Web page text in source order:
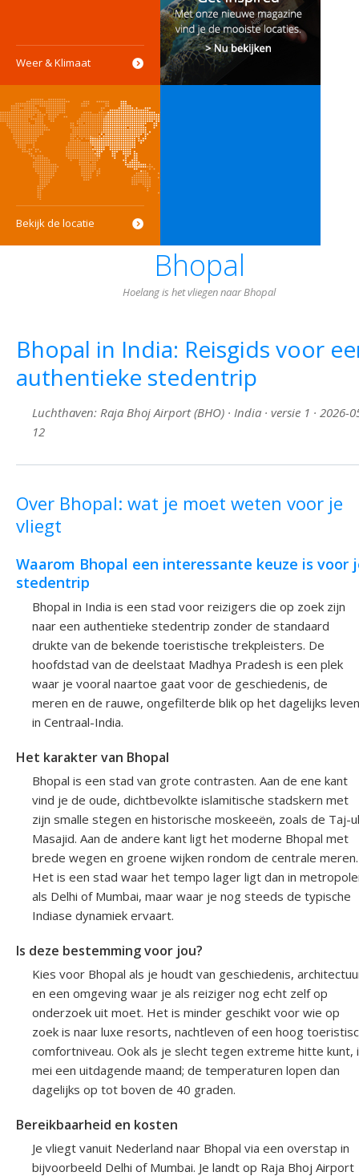
Weer & Klimaat
Bekijk de locatie
Bhopal
Hoelang is het vliegen naar Bhopal
Bhopal in India: Reisgids voor
authentieke stedentrip
Luchthaven: Raja Bhoj Airport (BHO) · India · versie 1 · 2026-
12
Over Bhopal: wat je moet weten voor je
vliegt
Waarom Bhopal een interessante keuze is voor
stedentrip
Bhopal in India is een stad voor reizigers die op zoek zijn
naar een authentieke stedentrip zonder de standaard
drukte van de bekende toeristische trekpleisters. De
hoofdstad van de deelstaat Madhya Pradesh is een plek
waar je vooral naartoe gaat voor de geschiedenis, de
meren en de rauwe, ongefilterde blik op het dagelijks leven
in Centraal-India.
Het karakter van Bhopal
Bhopal is een stad van grote contrasten. Aan de ene kant
vind je de oude, dichtbevolkte islamitische stadskern met
zijn smalle stegen en historische moskeeën, zoals de Taj-
Masajid. Aan de andere kant ligt het moderne Bhopal met
brede wegen en groene wijken rondom de centrale meren.
Het is een stad waar het tempo lager ligt dan in
als Delhi of Mumbai, maar waar je nog steeds de typische
Indiase dynamiek ervaart.
Is deze bestemming voor jou?
Kies voor Bhopal als je houdt van geschiedenis,
en een omgeving waar je als reiziger nog echt zelf op
onderzoek uit moet. Het is minder geschikt voor wie op
zoek is naar luxe resorts, nachtleven of een hoog
comfortniveau. Ook als je slecht tegen extreme hitte kunt,
mei een uitdagende maand; de temperaturen lopen dan
dagelijks op tot boven de 40 graden.
Bereikbaarheid en kosten
Je vliegt vanuit Nederland naar Bhopal via een overstap in
bijvoorbeeld Delhi of Mumbai. Je landt op Raja Bhoj Airport